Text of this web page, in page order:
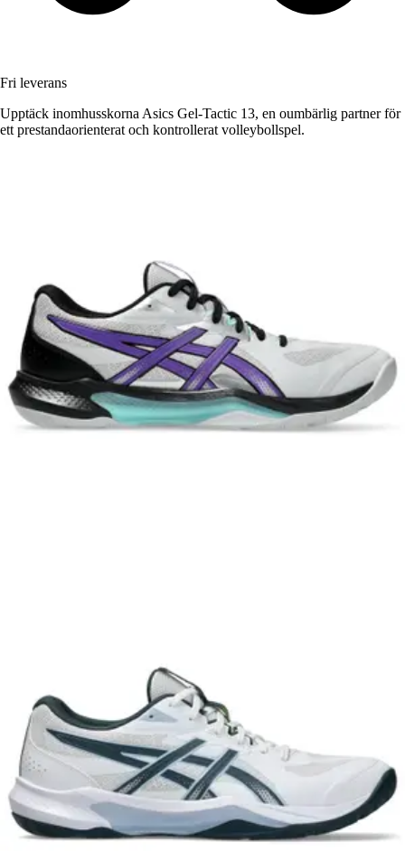
Fri leverans
Upptäck inomhusskorna Asics Gel-Tactic 13, en oumbärlig partner för
ett prestandaorienterat och kontrollerat volleybollspel.